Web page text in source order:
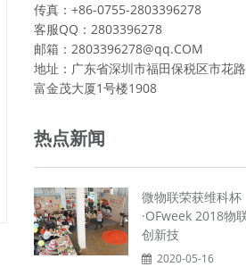
传真：+86-0755-2803396278
客服QQ：2803396278
邮箱：2803396278@qq.COM
地址：广东省深圳市福田保税区市花
富金茂大厦1号楼1908
热点新闻
微物联荣获维科杯
·OFweek 2018物
创新技
2020-05-16